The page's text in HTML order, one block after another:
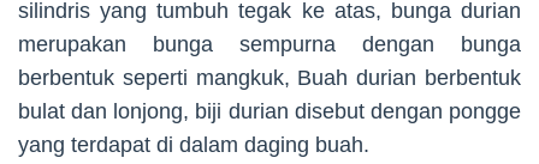
silindris yang tumbuh tegak ke atas, bunga durian
merupakan bunga sempurna dengan bunga
berbentuk seperti mangkuk, Buah durian berbentuk
bulat dan lonjong, biji durian disebut dengan pongge
yang terdapat di dalam daging buah.